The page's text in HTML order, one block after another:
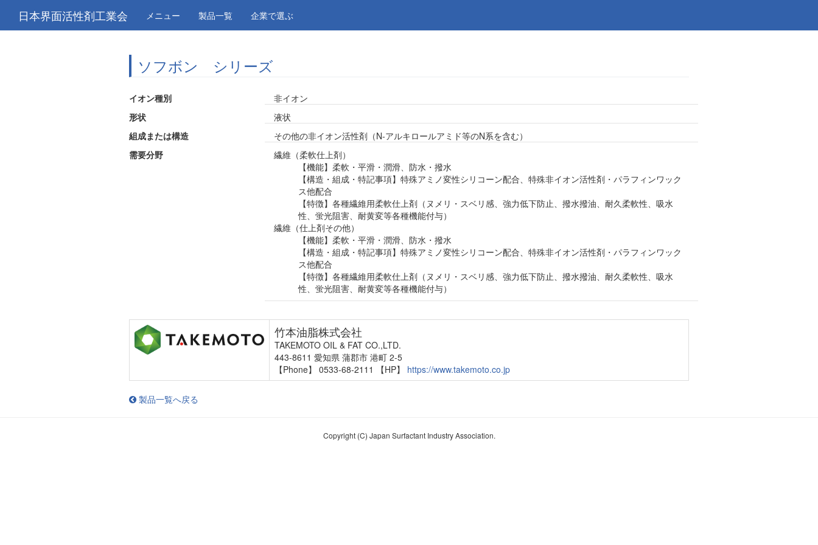
日本界面活性剤工業会 メニュー 製品一覧 企業で選ぶ
ソフボン シリーズ
イオン種別
非イオン
形状
液状
組成または構造
その他の非イオン活性剤（N-アルキロールアミド等のN系を含む）
需要分野
繊維（柔軟仕上剤）
【機能】柔軟・平滑・潤滑、防水・撥水
【構造・組成・特記事項】特殊アミノ変性シリコーン配合、特殊非イオン活性剤・パラフィンワック
ス他配合
【特徴】各種繊維用柔軟仕上剤（ヌメリ・スベリ感、強力低下防止、撥水撥油、耐久柔軟性、吸水
性、蛍光阻害、耐黄変等各種機能付与）
繊維（仕上剤その他）
【機能】柔軟・平滑・潤滑、防水・撥水
【構造・組成・特記事項】特殊アミノ変性シリコーン配合、特殊非イオン活性剤・パラフィンワック
ス他配合
【特徴】各種繊維用柔軟仕上剤（ヌメリ・スベリ感、強力低下防止、撥水撥油、耐久柔軟性、吸水
性、蛍光阻害、耐黄変等各種機能付与）
竹本油脂株式会社
TAKEMOTO OIL & FAT CO.,LTD.
443-8611 愛知県 蒲郡市 港町 2-5
【Phone】 0533-68-2111
【HP】 https://www.takemoto.co.jp
製品一覧へ戻る
Copyright (C) Japan Surfactant Industry Association.